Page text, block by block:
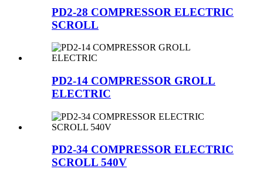
PD2-28 COMPRESSOR ELECTRIC
SCROLL
PD2-14 COMPRESSOR GROLL
ELECTRIC
PD2-34 COMPRESSOR ELECTRIC
SCROLL 540V